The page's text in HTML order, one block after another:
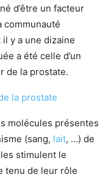
d’être un facteur
communauté
y a une dizaine
a été celle d’un
de la prostate.
la prostate
molécules présentes
(sang, lait, …) de
stimulent le
tenu de leur rôle